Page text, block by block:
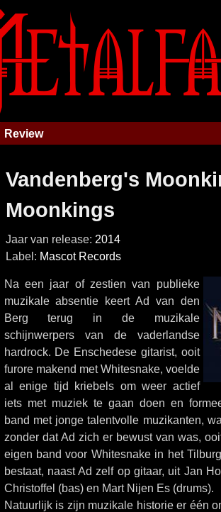
Review
Vandenberg's
Moonkings
Jaar van release: 2014
Label: Mascot Records
Na een jaar of zestien van publieke
muzikale absentie keert Ad van den
Berg terug in de muzikale
schijnwerpers van de vaderlandse
hardrock. De Enschedese gitarist, ooit
furore makend met Whitesnake, voelde
al enige tijd kriebels om weer actief
iets met muziek te gaan doen en
band met jonge talentvolle muzikanten,
zonder dat Ad zich er bewust van was,
eigen band voor Whitesnake in het
bestaat, naast Ad zelf op gitaar, uit Jan
Christoffel (bas) en Mart Nijen Es (drums).
Natuurlijk is zijn muzikale historie er één